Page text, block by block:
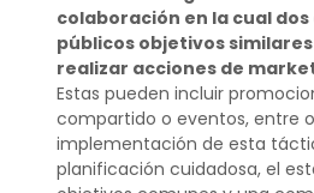
colaboración en la cual
públicos objetivos
realizar acciones de
Estas pueden incluir
compartido o eventos, entre
implementación de esta
planificación cuidadosa, el